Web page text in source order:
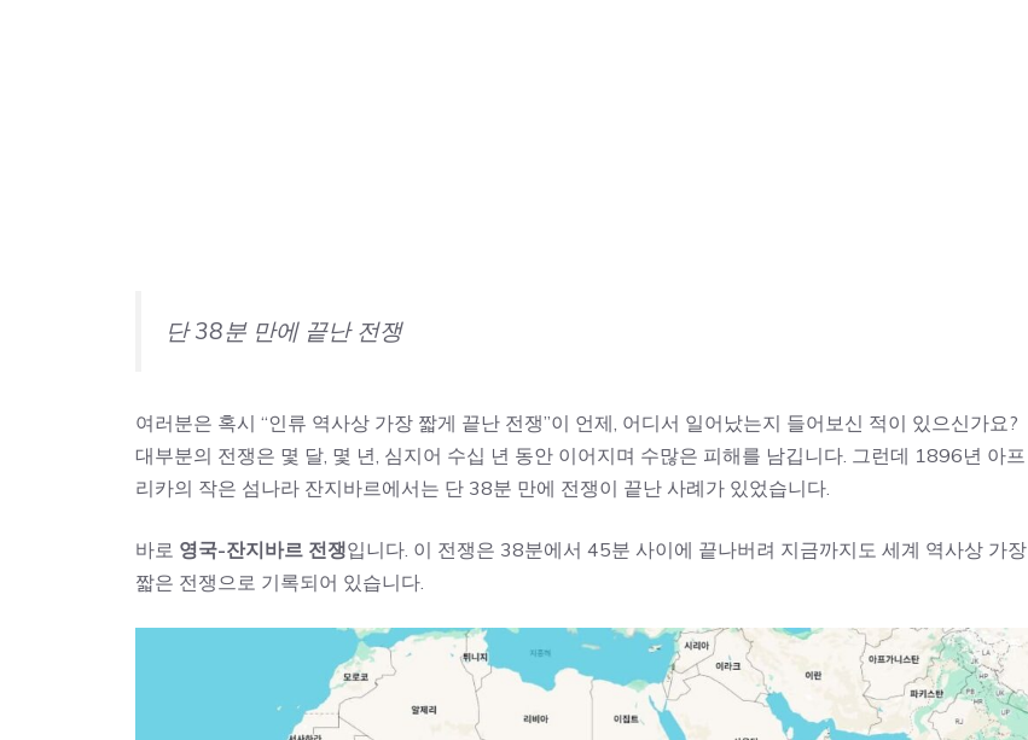
단 38분 만에 끝난 전쟁
여러분은 혹시 “인류 역사상 가장 짧게 끝난 전쟁”이 언제, 어디서 일어났는지 들어보신 적이 있으신가요?
대부분의 전쟁은 몇 달, 몇 년, 심지어 수십 년 동안 이어지며 수많은 피해를 남깁니다. 그런데 1896년 아프
리카의 작은 섬나라 잔지바르에서는 단 38분 만에 전쟁이 끝난 사례가 있었습니다.
바로 영국-잔지바르 전쟁입니다. 이 전쟁은 38분에서 45분 사이에 끝나버려 지금까지도 세계 역사상 가장
짧은 전쟁으로 기록되어 있습니다.